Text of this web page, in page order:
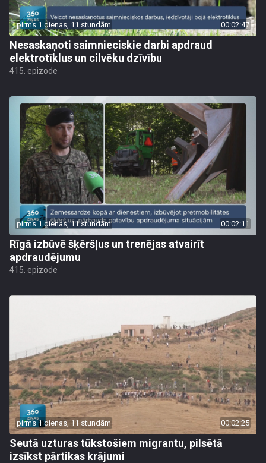
pirms 1 dienas, 11 stundām 00:02:47
Nesaskaņoti saimnieciskie darbi apdraud
elektrotīklus un cilvēku dzīvību
415. epizode
pirms 1 dienas, 11 stundām 00:02:11
Rīgā izbūvē šķēršļus un trenējas atvairīt
apdraudējumu
415. epizode
pirms 1 dienas, 11 stundām 00:02:25
Seutā uzturas tūkstošiem migrantu, pilsētā
izsīkst pārtikas krājumi